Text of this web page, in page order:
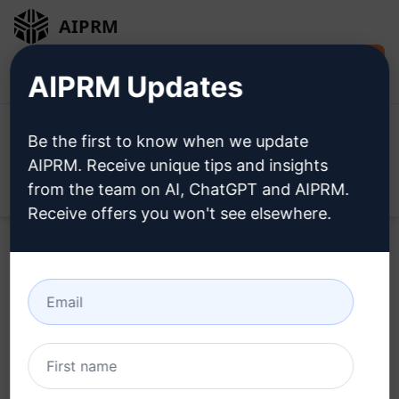
AIPRM
gratuitamente
Home / Prompt dell’intelligenza artificiale / Marketing
Prompts /
Tabelle di dimensionamento
del prodotto - convertire IN~CM
AIPRM Updates
Be the first to know when we update
AIPRM. Receive unique tips and insights
from the team on AI, ChatGPT and AIPRM.
Receive offers you won't see elsewhere.